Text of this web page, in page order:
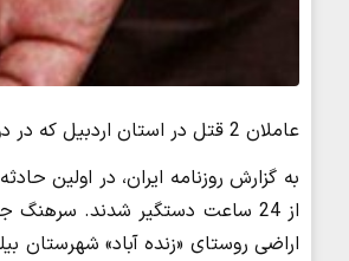
عاملان 2 قتل در استان اردبیل که در دو نزاع جداگانه دست به جنایت زده بودند با تلاش پلیس دستگیر شدند.
به گزارش روزنامه ایران، در اولین
از 24 ساعت دستگیر شدند.
اراضی روستای «زنده آباد» شهرستان